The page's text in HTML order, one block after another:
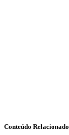
Conteúdo Relacionado